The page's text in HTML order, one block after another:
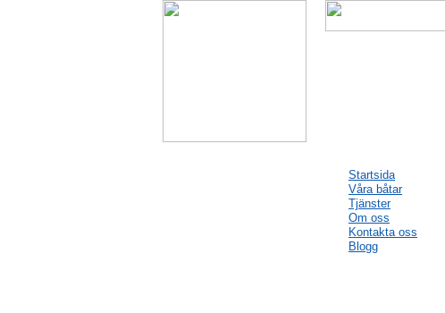
Startsida
Våra båtar
Tjänster
Om oss
Kontakta oss
Blogg